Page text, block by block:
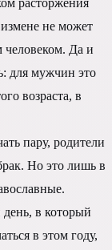
не может
человеком. Да и
для мужчин это
возраста, в
пару, родители
Но это лишь в
в который
в этом году,